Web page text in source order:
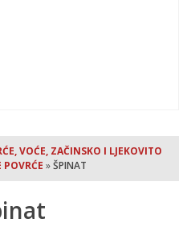
VOĆE, ZAČINSKO I LJEKOVITO
POVRĆE »ŠPINAT